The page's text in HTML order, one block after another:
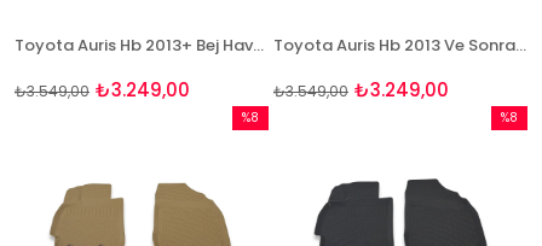
Toyota Auris Hb 2013+ Bej Havuzlu Paspas ve Bagaj Seti Bizymo
₺3.249,00
₺3.549,00
Toyota Auris Hb 2013 Ve Sonrası Paspas Ve Bagaj Havuzu Seti
₺3.249,00
₺3.549,00
%8
%8